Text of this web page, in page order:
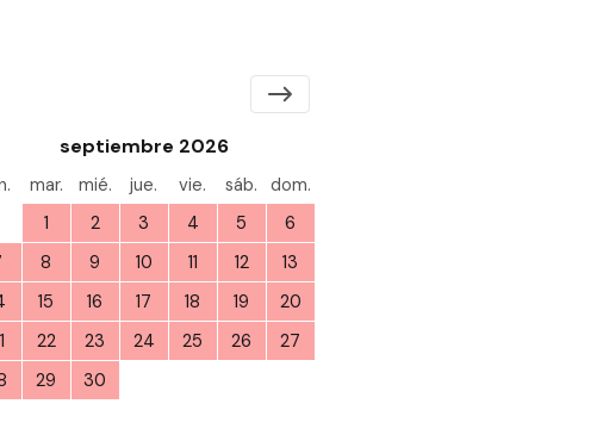
septiembre 2026
mar. mié. jue. vie. sáb. dom.
1 2 3 4 5
6
8 9 10 11 12
13
15 16 17 18 19
20
22 23 24 25 26
27
29 30